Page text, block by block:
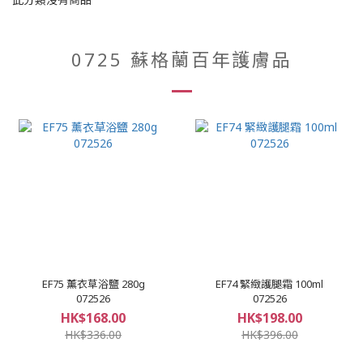
0725 蘇格蘭百年護膚品
EF75 薰衣草浴鹽 280g
072526
HK$168.00
HK$336.00
EF74 緊緻護腿霜 100ml
072526
HK$198.00
HK$396.00